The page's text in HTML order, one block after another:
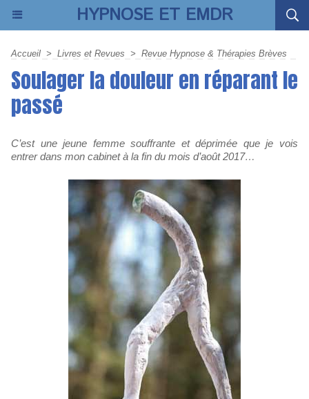
HYPNOSE ET EMDR
Accueil > Livres et Revues > Revue Hypnose & Thérapies Brèves
Soulager la douleur en réparant le
passé
C’est une jeune femme souffrante et déprimée que je vois
entrer dans mon cabinet à la fin du mois d’août 2017…